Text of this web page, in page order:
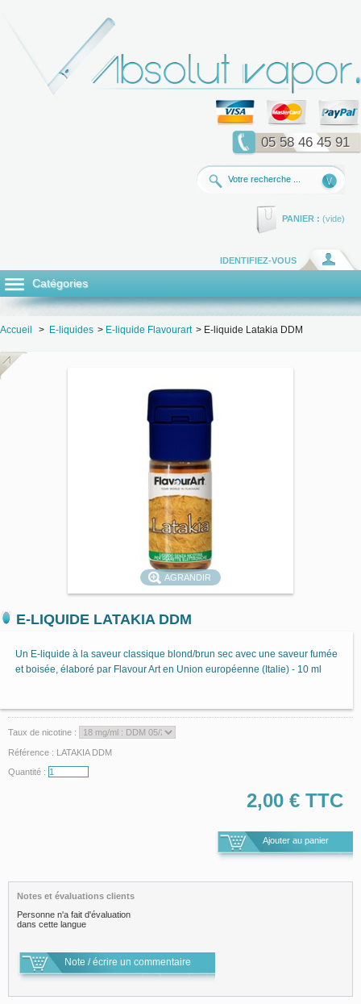
05 58 46 45 91
PANIER : (vide)
IDENTIFIEZ-VOUS
Catégories
Accueil > E-liquides > E-liquide Flavourart > E-liquide Latakia DDM
AGRANDIR
E-LIQUIDE LATAKIA DDM
Un E-liquide à la saveur classique blond/brun sec avec une saveur fumée
et boisée, élaboré par Flavour Art en Union européenne (Italie) - 10 ml
Taux de nicotine :
Référence : LATAKIA DDM
Quantité :
2,00 € TTC
Notes et évaluations clients
Personne n'a fait d'évaluation
dans cette langue
Note / écrire un commentaire